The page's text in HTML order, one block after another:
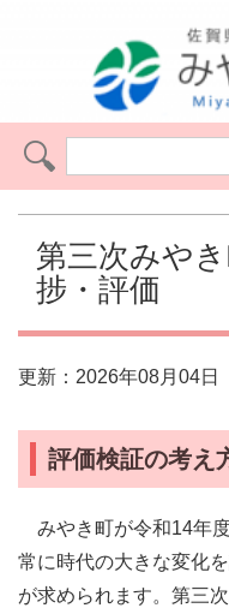
第三次みや
捗・評価
更新：2026年08月04日
評価検証の考え
みやき町が令和14年
常に時代の大きな変化
が求められます。第三